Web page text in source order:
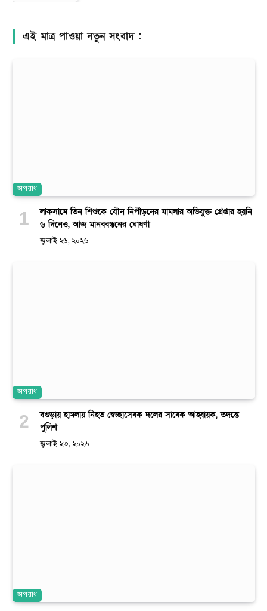
এই মাত্র পাওয়া নতুন সংবাদ :
অপরাধ
লাকসামে তিন শিশুকে যৌন নিপীড়নের মামলার অভিযুক্ত গ্রেপ্তার হয়নি
৬ দিনেও, আজ মানববন্ধনের ঘোষণা
জুলাই ২৬, ২০২৬
অপরাধ
বগুড়ায় হামলায় নিহত স্বেচ্ছাসেবক দলের সাবেক আহ্বায়ক, তদন্তে
পুলিশ
জুলাই ২৩, ২০২৬
অপরাধ